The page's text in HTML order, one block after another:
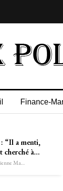
Finance-
“Il a menti,
cherché à…
Sébastien-Étienne Marechal